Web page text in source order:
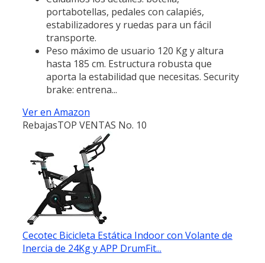
portabotellas, pedales con calapiés,
estabilizadores y ruedas para un fácil
transporte.
Peso máximo de usuario 120 Kg y altura
hasta 185 cm. Estructura robusta que
aporta la estabilidad que necesitas. Security
brake: entrena...
Ver en Amazon
RebajasTOP VENTAS No. 10
Cecotec Bicicleta Estática Indoor con Volante de
Inercia de 24Kg y APP DrumFit...